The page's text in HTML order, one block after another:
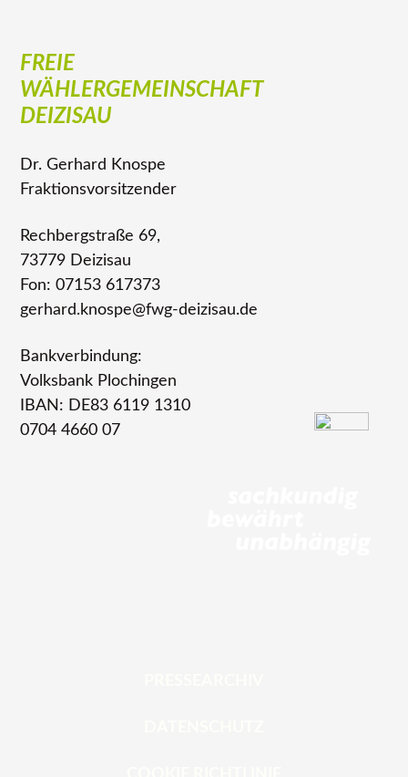
FREIE
WÄHLERGEMEINSCHAFT
DEIZISAU
Dr. Gerhard Knospe
Fraktionsvorsitzender
Rechbergstraße 69,
73779 Deizisau
Fon: 07153 617373
gerhard.knospe@fwg-deizisau.de
Bankverbindung:
Volksbank Plochingen
IBAN: DE83 6119 1310
0704 4660 07